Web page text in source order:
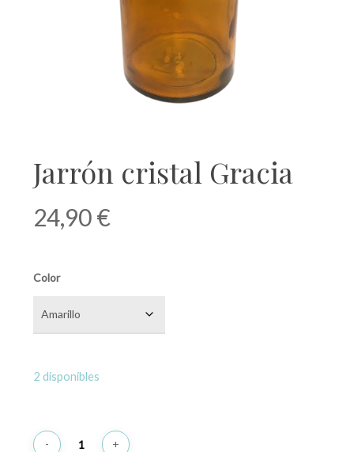
Jarrón cristal Gracia
24,90€
Color
2 disponibles